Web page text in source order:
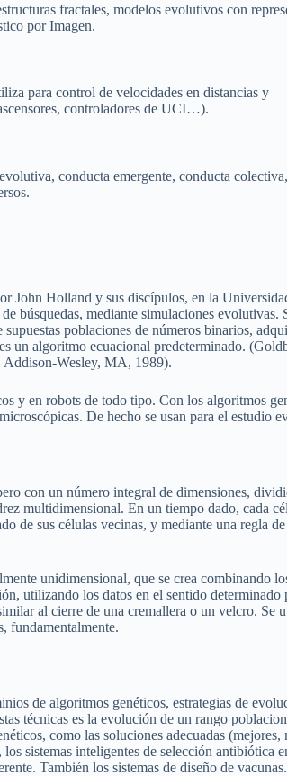
fractales, modelos evolutivos con
por Imagen.
para control de velocidades en distancias y
controladores de UCI…).
conducta emergente, conducta
John Holland y sus discípulos, en la
búsquedas, mediante simulaciones evolutivas.
poblaciones de números binarios,
un algoritmo ecuacional predeterminado.
Addison-Wesley, MA, 1989).
y en robots de todo tipo. Con los algoritmos
De hecho se usan para el estudio
con un número integral de dimensiones,
multidimensional. En un tiempo dado, cada
de sus células vecinas, y mediante una regla
unidimensional, que se crea combinando
utilizando los datos en el sentido
al cierre de una cremallera o un velcro. Se
fundamentalmente.
de algoritmos genéticos, estrategias de
técnicas es la evolución de un rango
como las soluciones adecuadas (mejores,
sistemas inteligentes de selección antibiótica
También los sistemas de diseño de vacunas.